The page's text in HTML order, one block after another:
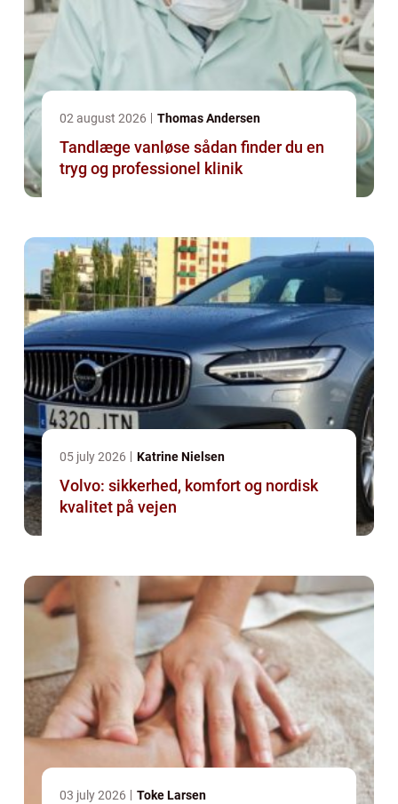
02 august 2026 Thomas Andersen
Tandlæge vanløse sådan finder du en
tryg og professionel klinik
05 july 2026 Katrine Nielsen
Volvo: sikkerhed, komfort og nordisk
kvalitet på vejen
03 july 2026 Toke Larsen